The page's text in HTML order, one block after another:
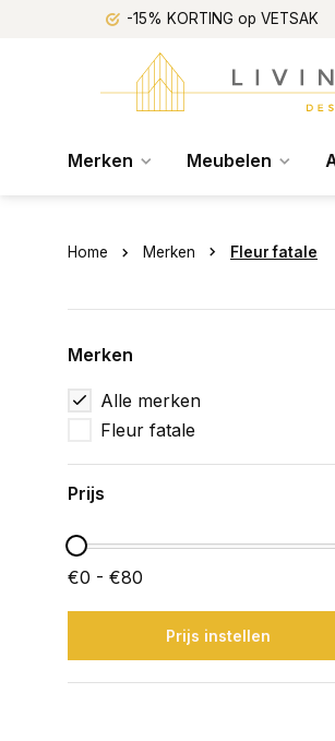
-15% KORTING op VETSAK
Merken Meubelen
Home Merken Fleur fatale
Merken
Alle merken
Fleur fatale
Prijs
€0 - €80
Prijs instellen